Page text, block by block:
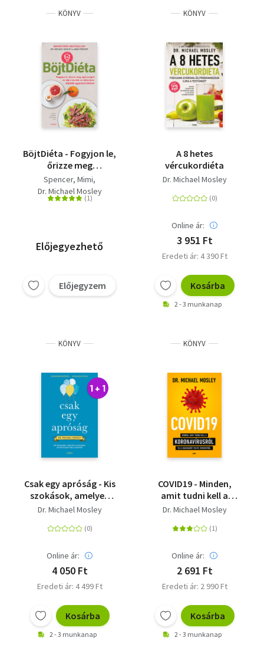
KÖNYV
BöjtDiéta - Fogyjon le,
őrizze meg
egészségét, és éljen
tovább az időszakos
böjtölés egyszerű
Spencer, Mimi
Dr. Michael Mosley
Előjegyezhető
Előjegyzem
KÖNYV
A 8 hetes
vércukordiéta
Dr. Michael Mosley
Online ár:
3 951 Ft
Eredeti ár: 4 390 Ft
Kosárba
2 - 3 munkanap
KÖNYV
1 + 1
Csak egy apróság - Kis
szokások, amelyek
alapjaiban
életed
Dr. Michael Mosley
Online ár:
4 050 Ft
Eredeti ár: 4 499 Ft
Kosárba
2 - 3 munkanap
KÖNYV
COVID19 - Minden,
amit tudni kell a
koronavírusról és a
versenyről
Dr. Michael Mosley
Online ár:
2 691 Ft
Eredeti ár: 2 990 Ft
Kosárba
2 - 3 munkanap